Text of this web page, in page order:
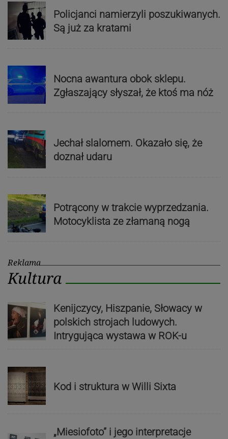
Policjanci namierzyli poszukiwanych.
Są już za kratami
Nocna awantura obok sklepu.
Zgłaszający słyszał, że ktoś ma nóż
Jechał slalomem. Okazało się, że
doznał udaru
Potrącony w trakcie wyprzedzania.
Motocyklista ze złamaną nogą
Reklama
Kultura
Kenijczycy, Hiszpanie, Słowacy w
polskich strojach ludowych.
Intrygująca wystawa w ROK-u
Kod i struktura w Willi Sixta
„Miesiofoto” i jego interpretacje